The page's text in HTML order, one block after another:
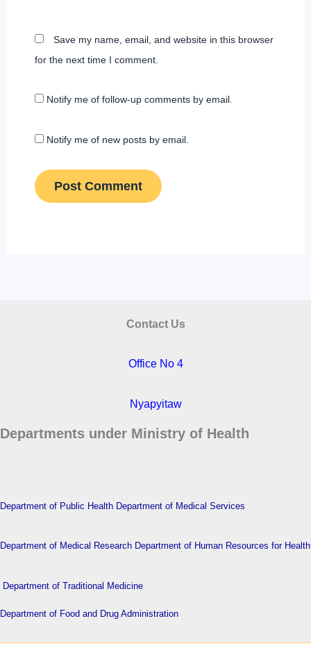
Save my name, email, and website in this browser
for the next time I comment.
Notify me of follow-up comments by email.
Notify me of new posts by email.
Contact Us
Office No 4
Nyapyitaw
Departments under Ministry of Health
Department of Public Health Department of Medical Services
Department of Medical Research Department of Human Resources for Health
Department of Traditional Medicine
Department of Food and Drug Administration